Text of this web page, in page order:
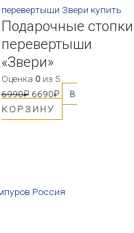
Подарочные стопки
перевертыши
«Звери»
Оценка 0из 5
6990₽
составляла
6990₽.
6690₽
6690₽.
В
КОРЗИНУ